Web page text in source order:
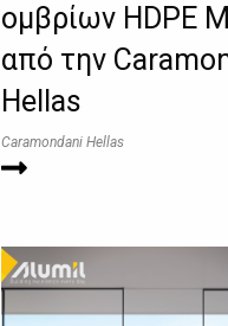
ομβρίων HDPE
από την
Hellas
Caramondani Hellas